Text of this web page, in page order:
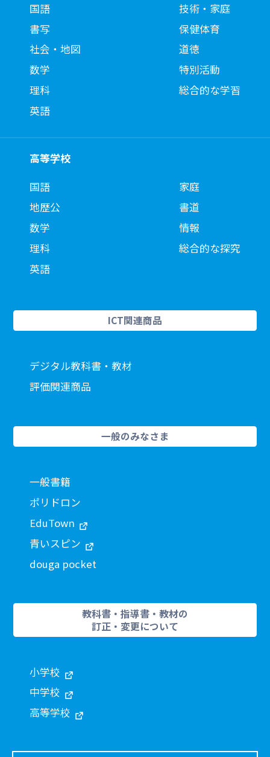
国語
書写
社会・地図
数学
理科
英語
技術・家庭
保健体育
道徳
特別活動
総合的な学習
高等学校
国語
地歴公
数学
理科
英語
家庭
書道
情報
総合的な探究
ICT関連商品
デジタル教科書・教材
評価関連商品
一般のみなさま
一般書籍
ポリドロン
EduTown
青いスピン
douga pocket
教科書・指導書・教材の
訂正・変更について
小学校
中学校
高等学校